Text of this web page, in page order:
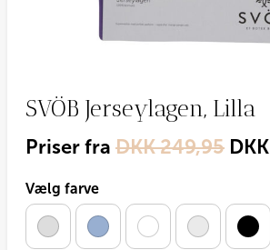
SVÖB Jerseylagen, Lilla
Priser fra DKK249,95 DKK
Vælg farve